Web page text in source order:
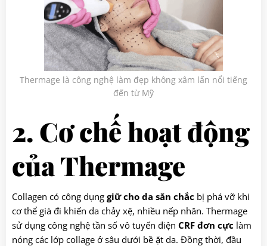
Thermage là công nghệ làm đẹp không xâm lấn nổi tiếng
đến từ Mỹ
2. Cơ chế hoạt động
của Thermage
Collagen có công dụng giữ cho da săn chắc bị phá vỡ khi
cơ thể già đi khiến da chảy xệ, nhiều nếp nhăn. Thermage
sử dụng công nghệ tần số vô tuyến điện CRF đơn cực làm
nóng các lớp collage ở sâu dưới bề ặt da. Đồng thời, đầu